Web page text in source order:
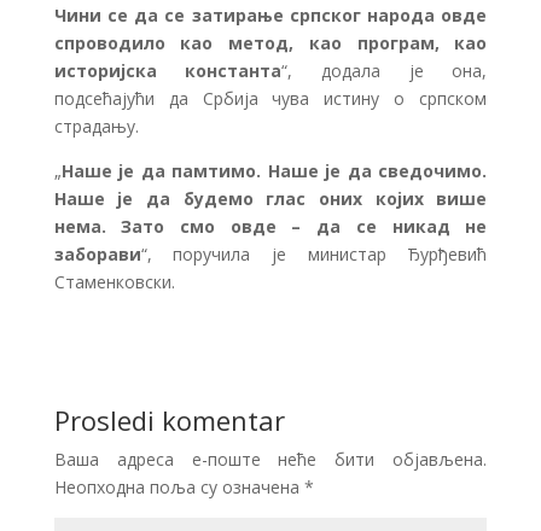
Чини се да се затирање српског народа овде
спроводило као метод, као програм, као
историјска константа“, додала је она,
подсећајући да Србија чува истину о српском
страдању.
„Наше је да памтимо. Наше је да сведочимо.
Наше је да будемо глас оних којих више
нема. Зато смо овде – да се никад не
заборави“, поручила је министар Ђурђевић
Стаменковски.
Prosledi komentar
Ваша адреса е-поште неће бити објављена.
Неопходна поља су означена *